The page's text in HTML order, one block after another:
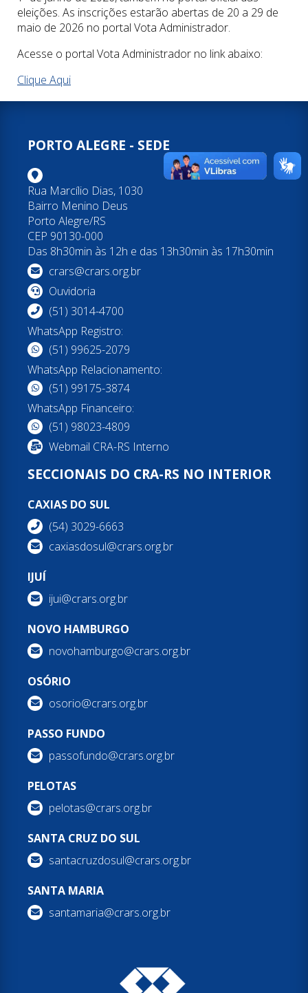
eleições. As inscrições estarão abertas de 20 a 29 de
maio de 2026 no portal Vota Administrador.
Acesse o portal Vota Administrador no link abaixo:
Clique Aqui
PORTO ALEGRE - SEDE
Rua Marcílio Dias, 1030
Bairro Menino Deus
Porto Alegre/RS
CEP 90130-000
Das 8h30min às 12h e das 13h30min às 17h30min
crars@crars.org.br
Ouvidoria
(51) 3014-4700
WhatsApp Registro:
(51) 99625-2079
WhatsApp Relacionamento:
(51) 99175-3874
WhatsApp Financeiro:
(51) 98023-4809
Webmail CRA-RS Interno
SECCIONAIS DO CRA-RS NO INTERIOR
CAXIAS DO SUL
(54) 3029-6663
caxiasdosul@crars.org.br
IJUÍ
ijui@crars.org.br
NOVO HAMBURGO
novohamburgo@crars.org.br
OSÓRIO
osorio@crars.org.br
PASSO FUNDO
passofundo@crars.org.br
PELOTAS
pelotas@crars.org.br
SANTA CRUZ DO SUL
santacruzdosul@crars.org.br
SANTA MARIA
santamaria@crars.org.br